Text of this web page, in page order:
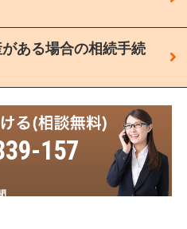
ある場合の相続手続
157